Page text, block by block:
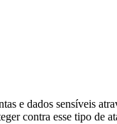
e dados sensíveis
contra esse tipo de